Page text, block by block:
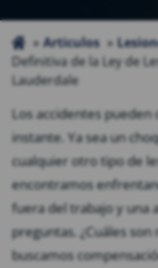
Articulos
Definitiva de la Ley de
Lauderdale
Los accidentes pueden
instante. Ya sea un
cualquier otro tipo de
encontramos
fuera del trabajo y una
preguntas. ¿Cuáles
buscamos